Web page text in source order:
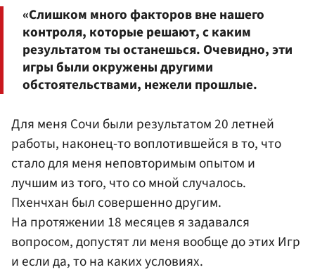
«Слишком много факторов вне нашего
контроля, которые решают, с каким
результатом ты останешься. Очевидно, эти
игры были окружены другими
обстоятельствами, нежели прошлые.
Для меня Сочи были результатом 20 летней
работы, наконец-то воплотившейся в то, что
стало для меня неповторимым опытом и
лучшим из того, что со мной случалось.
Пхенчхан был совершенно другим.
На протяжении 18 месяцев я задавался
вопросом, допустят ли меня вообще до этих Игр
и если да, то на каких условиях.